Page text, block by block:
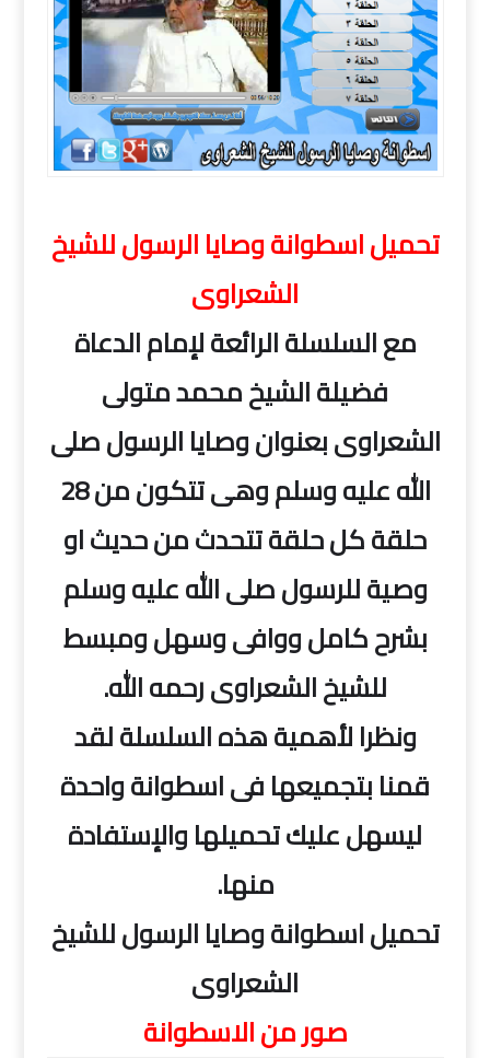
تحميل اسطوانة وصايا الرسول للشيخ
الشعراوى
مع السلسلة الرائعة لإمام الدعاة
فضيلة الشيخ محمد متولى
الشعراوى بعنوان وصايا الرسول صلى
الله عليه وسلم وهى تتكون من 28
حلقة كل حلقة تتحدث من حديث او
وصية للرسول صلى الله عليه وسلم
بشرح كامل ووافى وسهل ومبسط
للشيخ الشعراوى رحمه الله.
ونظرا لأهمية هذه السلسلة لقد
قمنا بتجميعها فى اسطوانة واحدة
ليسهل عليك تحميلها والإستفادة
منها.
تحميل اسطوانة وصايا الرسول للشيخ
الشعراوى
صور من الاسطوانة